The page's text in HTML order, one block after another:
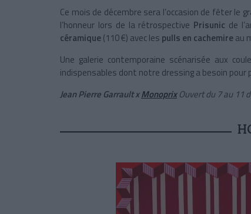
Ce mois de décembre sera l’occasion de fêter le
l’honneur lors de la rétrospective Prisunic de
céramique(110 €) avec les pulls en cachemireau
Une galerie contemporaine scénarisée aux
indispensables dont notre dressing a besoin pour
Jean Pierre Garrault xMonoprixOuvert du 7 au 11